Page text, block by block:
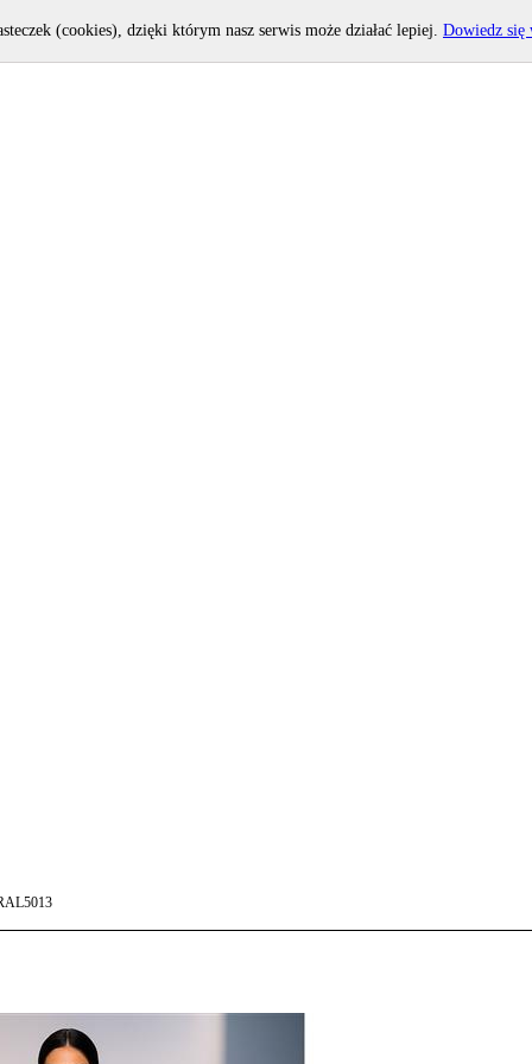
(cookies), dzięki którym nasz serwis może działać lepiej. Dowiedz się